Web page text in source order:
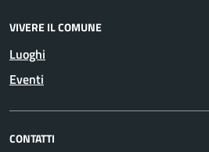
VIVERE IL COMUNE
Luoghi
Eventi
CONTATTI